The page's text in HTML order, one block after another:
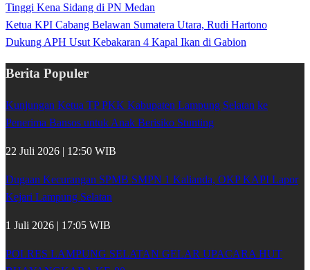
Tinggi Kena Sidang di PN Medan
Ketua KPI Cabang Belawan Sumatera Utara, Rudi Hartono
Dukung APH Usut Kebakaran 4 Kapal Ikan di Gabion
Berita Populer
Kunjungan Ketua TP PKK Kabupaten Lampung Selatan ke
Penerima Bansos untuk Anak Berisiko Stunting
22 Juli 2026 | 12:50 WIB
Dugaan Kecurangan SPMB SMPN 1 Kalianda, OKP KAPI Lapor
Kejari Lampung Selatan
1 Juli 2026 | 17:05 WIB
POLRES LAMPUNG SELATAN GELAR UPACARA HUT